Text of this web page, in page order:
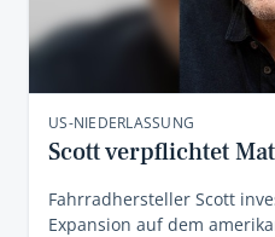
US-NIEDERLASSUNG
Scott verpflichtet
Fahrradhersteller Scott
Expansion auf dem